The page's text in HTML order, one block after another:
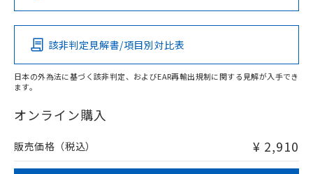
Pb Hg Cd Cr(VI)
O
在庫等で未対応品が混在する可能性があります。
問い合わせください。
この製品の規格認証/適合状況ページへ
その他の認証はこちらのページからご検索ください
該非判定見解書/項目別対比表
日本の外為法に基づく該非判定、およびEAR再輸出規制に関する見解が入手でき
ます。
オンライン購入
販売価格（税込） ¥ 2,910